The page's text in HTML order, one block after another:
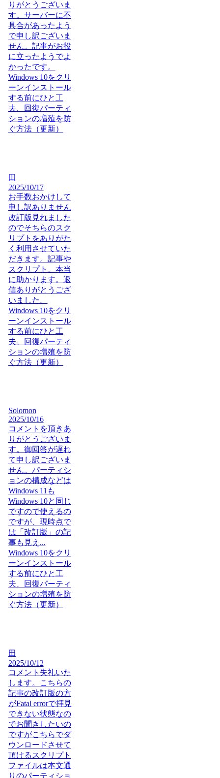
りがとうございま
す。サーバーに不
具合があったよう
で申し訳ございま
せん。記事がお役
に立ったようでよ
かったです。
Windows 10をクリ
ーンインストール
する前にひと工
夫、回復パーティ
ションの増殖を防
ぐ方法（更新）
田
2025/10/17
お手数おかけして
申し訳ありません
改訂版見れました
のでそちらのスク
リプトをありがた
く利用させていた
だきます。記事や
スクリプト、本当
に助かります。返
信ありがとうござ
いました。
Windows 10をクリ
ーンインストール
する前にひと工
夫、回復パーティ
ションの増殖を防
ぐ方法（更新）
Solomon
2025/10/16
コメントを頂きあ
りがとうございま
す。御回答が遅れ
て申し訳ございま
せん。パーティシ
ョンの構成などは
Windows 11も
Windows 10と同じ
ですので使えるの
ですが、現時点で
は「改訂版」の記
事も見え...
Windows 10をクリ
ーンインストール
する前にひと工
夫、回復パーティ
ションの増殖を防
ぐ方法（更新）
田
2025/10/12
コメント失礼いた
します。こちらの
記事の改訂版の方
がFatal errorで拝見
できない状態なの
でお聞きしたいの
ですがこちらでダ
ウンロードさせて
頂けるスクリプト
ファイルは本文通
りのパーティショ